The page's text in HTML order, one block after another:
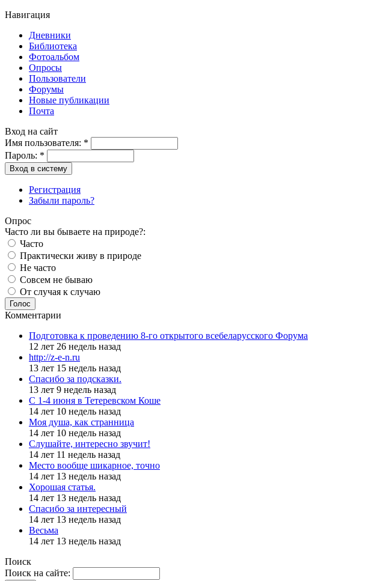
Навигация
Дневники
Библиотека
Фотоальбом
Опросы
Пользователи
Форумы
Новые публикации
Почта
Вход на сайт
Имя пользователя: *
Пароль: *
Вход в систему
Регистрация
Забыли пароль?
Опрос
Часто ли вы бываете на природе?:
Часто
Практически живу в природе
Не часто
Совсем не бываю
От случая к случаю
Голос
Комментарии
Подготовка к проведению 8-го открытого всебеларусского Форума
12 лет 26 недель назад
http://z-e-n.ru
13 лет 15 недель назад
Спасибо за подсказки.
13 лет 9 недель назад
С 1-4 июня в Тетеревском Коше
14 лет 10 недель назад
Моя душа, как странница
14 лет 10 недель назад
Слушайте, интересно звучит!
14 лет 11 недель назад
Место вообще шикарное, точно
14 лет 13 недель назад
Хорошая статья.
14 лет 13 недель назад
Спасибо за интересный
14 лет 13 недель назад
Весьма
14 лет 13 недель назад
Поиск
Поиск на сайте: